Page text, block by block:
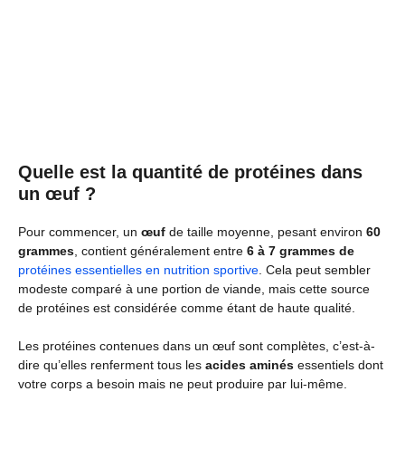
Quelle est la quantité de protéines dans
un œuf ?
Pour commencer, un œuf de taille moyenne, pesant environ 60
grammes , contient généralement entre 6 à 7 grammes de
protéines essentielles en nutrition sportive . Cela peut sembler
modeste comparé à une portion de viande, mais cette source
de protéines est considérée comme étant de haute qualité.
Les protéines contenues dans un œuf sont complètes, c’est-à-
dire qu’elles renferment tous les acides aminés essentiels dont
votre corps a besoin mais ne peut produire par lui-même.